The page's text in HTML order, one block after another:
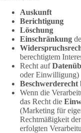
Auskunft
Berichtigung
Löschung
Einschränkung
berechtigtem
Recht auf
oder Einwilligung)
Beschwerderecht
Wenn die
das Recht die
(Marketing für
Rechtmäßigkeit
erfolgten